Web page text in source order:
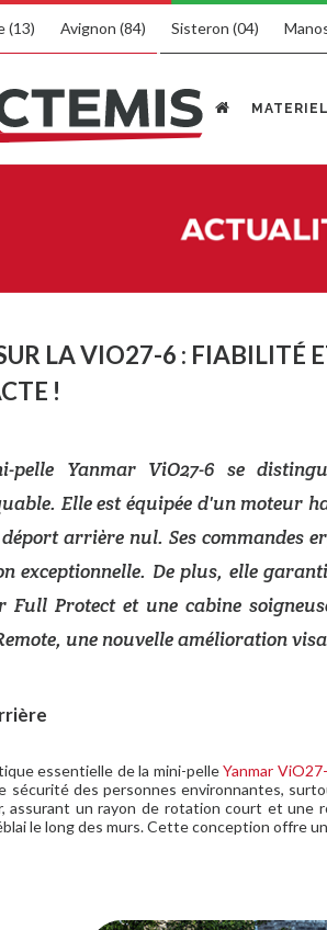
(13) Avignon (84) Sisteron (04)
LA VIO27-6 : FIABILITÉ
!
pelle Yanmar ViO27-6 se
Elle est équipée d'un moteur
arrière nul. Ses commandes
exceptionnelle. De plus, elle
Full Protect et une cabine
une nouvelle amélioration
essentielle de la mini-pelleYanmar
sécurité des personnes environnantes,
assurant un rayon de rotation court et
le long des murs. Cette conception offre